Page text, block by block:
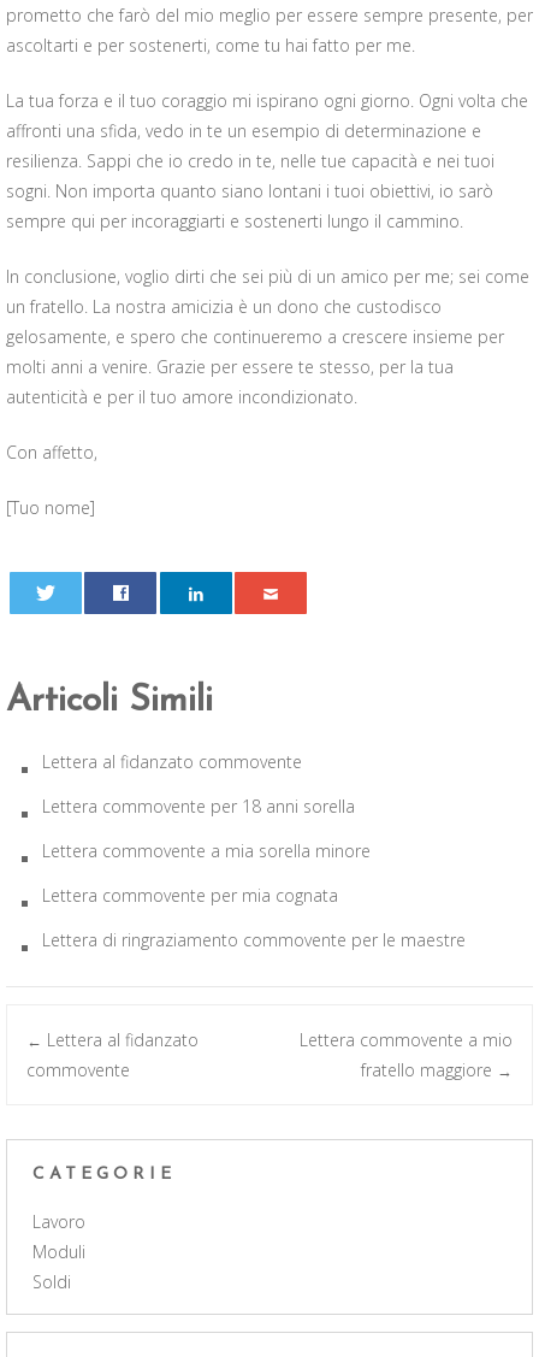
prometto che farò del mio meglio per essere sempre presente, per
ascoltarti e per sostenerti, come tu hai fatto per me.
La tua forza e il tuo coraggio mi ispirano ogni giorno. Ogni volta che
affronti una sfida, vedo in te un esempio di determinazione e
resilienza. Sappi che io credo in te, nelle tue capacità e nei tuoi
sogni. Non importa quanto siano lontani i tuoi obiettivi, io sarò
sempre qui per incoraggiarti e sostenerti lungo il cammino.
In conclusione, voglio dirti che sei più di un amico per me; sei come
un fratello. La nostra amicizia è un dono che custodisco
gelosamente, e spero che continueremo a crescere insieme per
molti anni a venire. Grazie per essere te stesso, per la tua
autenticità e per il tuo amore incondizionato.
Con affetto,
[Tuo nome]
Articoli Simili
Lettera al fidanzato commovente
Lettera commovente per 18 anni sorella
Lettera commovente a mia sorella minore
Lettera commovente per mia cognata
Lettera di ringraziamento commovente per le maestre
Post
← Lettera al fidanzato
commovente
Lettera commovente a mio
fratello maggiore →
CATEGORIE
Lavoro
Moduli
Soldi